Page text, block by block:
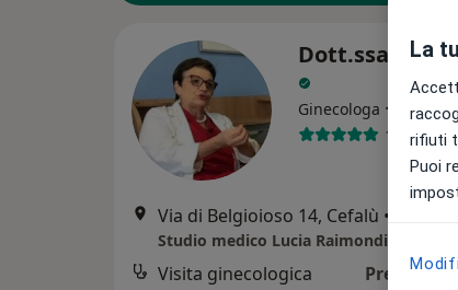
Dott.ssa
Ginecologa · Altro
112
Via di Belgioioso 14, Cefalù •
Studio medico Lucia Raimondi
Visita ginecologica Prezzo
La
rifiuti
Puoi